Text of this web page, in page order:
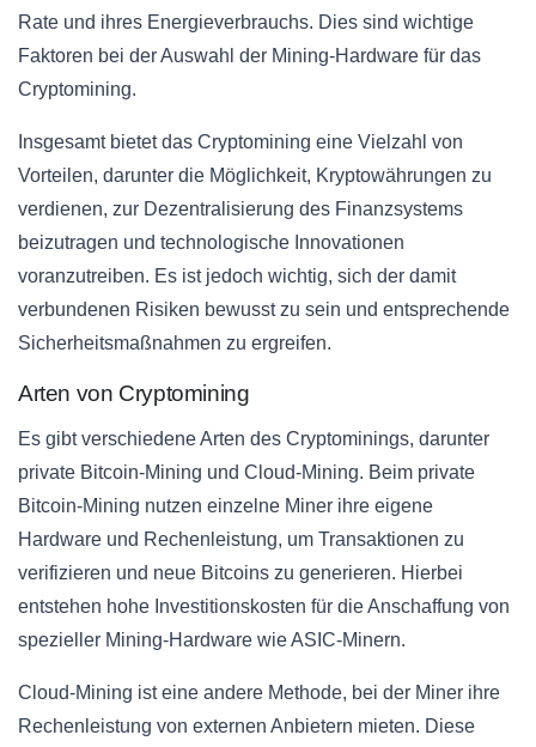
Rate und ihres Energieverbrauchs. Dies sind wichtige
Faktoren bei der Auswahl der Mining-Hardware für das
Cryptomining.
Insgesamt bietet das Cryptomining eine Vielzahl von
Vorteilen, darunter die Möglichkeit, Kryptowährungen zu
verdienen, zur Dezentralisierung des Finanzsystems
beizutragen und technologische Innovationen
voranzutreiben. Es ist jedoch wichtig, sich der damit
verbundenen Risiken bewusst zu sein und entsprechende
Sicherheitsmaßnahmen zu ergreifen.
Arten von Cryptomining
Es gibt verschiedene Arten des Cryptominings, darunter
private Bitcoin-Mining und Cloud-Mining. Beim private
Bitcoin-Mining nutzen einzelne Miner ihre eigene
Hardware und Rechenleistung, um Transaktionen zu
verifizieren und neue Bitcoins zu generieren. Hierbei
entstehen hohe Investitionskosten für die Anschaffung von
spezieller Mining-Hardware wie ASIC-Minern.
Cloud-Mining ist eine andere Methode, bei der Miner ihre
Rechenleistung von externen Anbietern mieten. Diese